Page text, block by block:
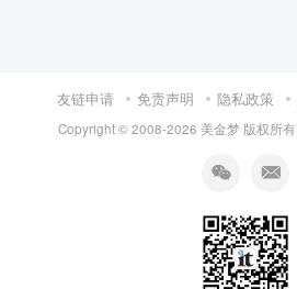
友链申请 免责声明 隐私政策
Copyright © 2008-2026 美金梦 版权所有